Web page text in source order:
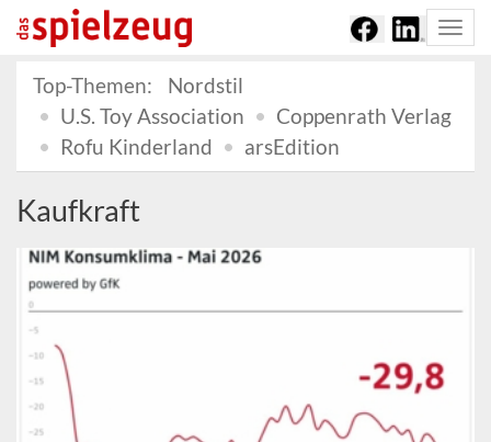
Top-Themen:
Nordstil
U.S. Toy Association
Coppenrath Verlag
Rofu Kinderland
arsEdition
Kaufkraft